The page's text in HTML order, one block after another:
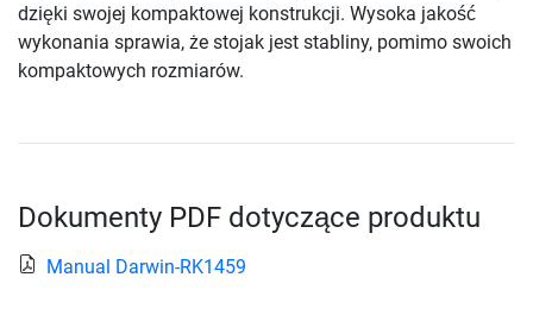
dzięki swojej kompaktowej konstrukcji. Wysoka jakość
wykonania sprawia, że stojak jest stabliny, pomimo swoich
kompaktowych rozmiarów.
Dokumenty PDF dotyczące produktu
Manual Darwin-RK1459